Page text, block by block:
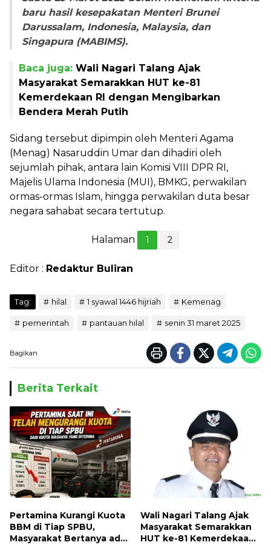
baru hasil kesepakatan Menteri Brunei
Darussalam, Indonesia, Malaysia, dan
Singapura (MABIMS).
Baca juga: Wali Nagari Talang Ajak
Masyarakat Semarakkan HUT ke-81
Kemerdekaan RI dengan Mengibarkan
Bendera Merah Putih
Sidang tersebut dipimpin oleh Menteri Agama
(Menag) Nasaruddin Umar dan dihadiri oleh
sejumlah pihak, antara lain Komisi VIII DPR RI,
Majelis Ulama Indonesia (MUI), BMKG, perwakilan
ormas-ormas Islam, hingga perwakilan duta besar
negara sahabat secara tertutup.
Halaman 1 2
Editor : Redaktur Buliran
Tag: hilal 1 syawal 1446 hijriah Kemenag
pemerintah pantauan hilal senin 31 maret 2025
Bagikan
Berita Terkait
Pertamina Kurangi Kuota
BBM di Tiap SPBU,
Masyarakat Bertanya ada
Wali Nagari Talang Ajak
Masyarakat Semarakkan
HUT ke-81 Kemerdekaan